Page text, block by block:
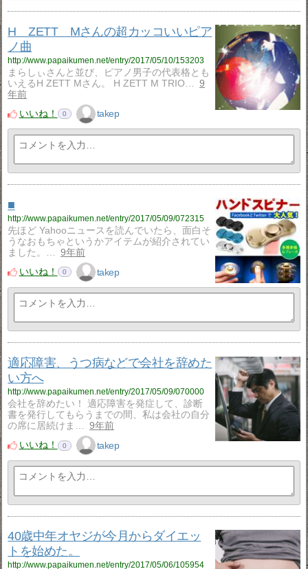
H ZETT Mさんの超カッコいいピア
ノ曲
http://www.papaikumen.net/entry/2017/05/10/153203
まらしぃさんと並び、ピアノ男子の代表格とも
いえるH ZETT Mさん。 H ZETT M TRIO…
9
年前
いいね！
0 takep
■
http://www.papaikumen.net/entry/2017/05/09/072315
先ほど Yahooニュースを読んでいたら、面白そ
うなおもちゃというかアイテムが紹介されてい
ました。…
9年前
いいね！
0 takep
適応障害、うつ病などで会社を辞めた
い方へ
http://www.papaikumen.net/entry/2017/05/09/070000
会社を辞めたい！ 適応障害を発症して、診断
書を発行してもらうまでの間、私は会社の自分
の席に居続けま…
9年前
いいね！
0 takep
40歳中年オヤジが今月からダイエッ
トを始めた。
http://www.papaikumen.net/entry/2017/05/06/105954